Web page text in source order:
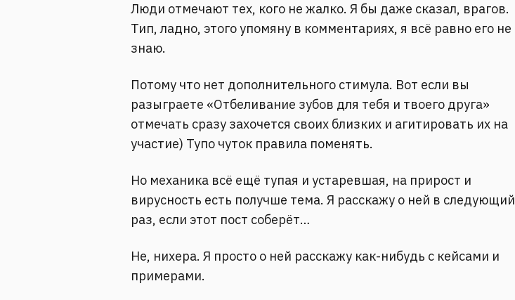
Люди отмечают тех, кого не жалко. Я бы даже сказал, врагов.
Тип, ладно, этого упомяну в комментариях, я всё равно его не
знаю.⠀
Потому что нет дополнительного стимула. Вот если вы
разыграете «Отбеливание зубов для тебя и твоего друга»
отмечать сразу захочется своих близких и агитировать их на
участие) Тупо чуток правила поменять.⠀
Но механика всё ещё тупая и устаревшая, на прирост и
вирусность есть получше тема. Я расскажу о ней в следующий
раз, если этот пост соберёт…⠀
Не, нихера. Я просто о ней расскажу как-нибудь с кейсами и
примерами.